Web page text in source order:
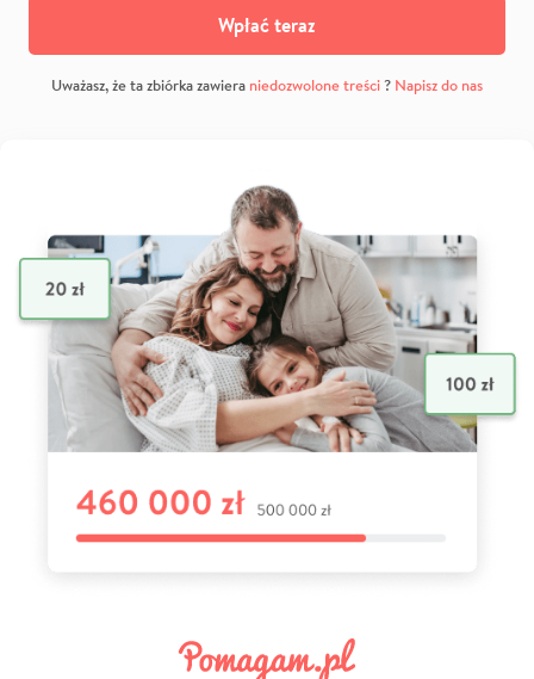
Wpłać teraz
Uważasz, że ta zbiórka zawiera niedozwolone treści? Napisz do nas